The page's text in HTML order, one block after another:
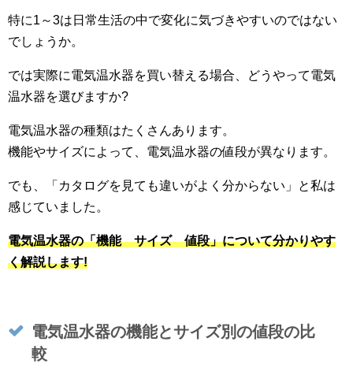
特に1～3は日常生活の中で変化に気づきやすいのではない
でしょうか。
では実際に電気温水器を買い替える場合、どうやって電気
温水器を選びますか?
電気温水器の種類はたくさんあります。
機能やサイズによって、電気温水器の値段が異なります。
でも、「カタログを見ても違いがよく分からない」と私は
感じていました。
電気温水器の「機能 サイズ 値段」について分かりやす
く解説します!
電気温水器の機能とサイズ別の値段の比
較